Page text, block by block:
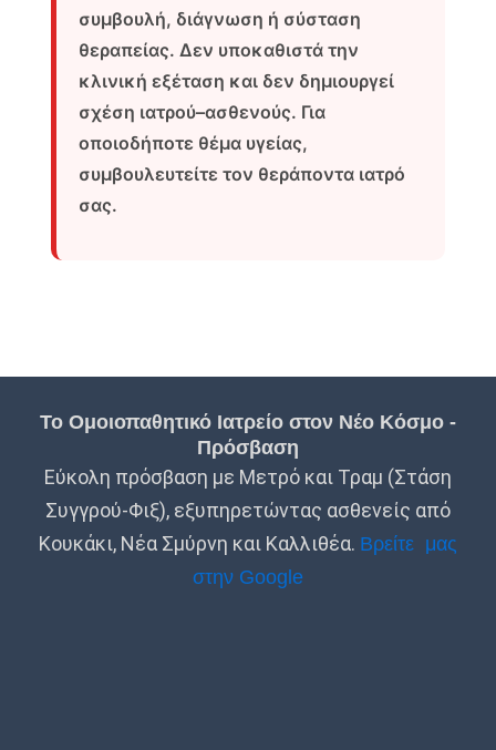
συμβουλή, διάγνωση ή σύσταση
θεραπείας. Δεν υποκαθιστά την
κλινική εξέταση και δεν δημιουργεί
σχέση ιατρού–ασθενούς. Για
οποιοδήποτε θέμα υγείας,
συμβουλευτείτε τον θεράποντα ιατρό
σας.
Το Ομοιοπαθητικό Ιατρείο στον Νέο Κόσμο -
Πρόσβαση
Εύκολη πρόσβαση με Μετρό και Τραμ (Στάση
Συγγρού-Φιξ), εξυπηρετώντας ασθενείς από
Κουκάκι, Νέα Σμύρνη και Καλλιθέα. Βρείτε μας
στην Google